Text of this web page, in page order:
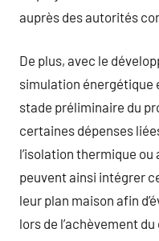
auprès des autorités
De plus, avec le
simulation énergétique
stade préliminaire du
certaines dépenses
l’isolation thermique
peuvent ainsi intégrer
leur plan maison afin
lors de l’achèvement